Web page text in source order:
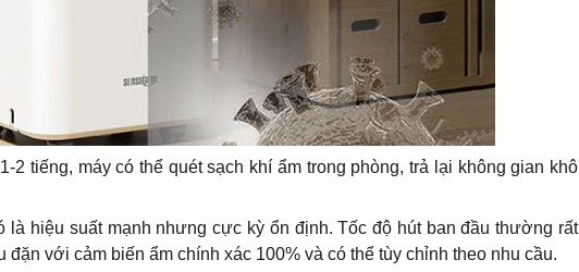
2 tiếng, máy có thể quét sạch khí ẩm trong phòng, trả lại không gian khô
hiệu suất mạnh nhưng cực kỳ ổn định. Tốc độ hút ban đầu thường rất
với cảm biến ẩm chính xác 100% và có thể tùy chỉnh theo nhu cầu.